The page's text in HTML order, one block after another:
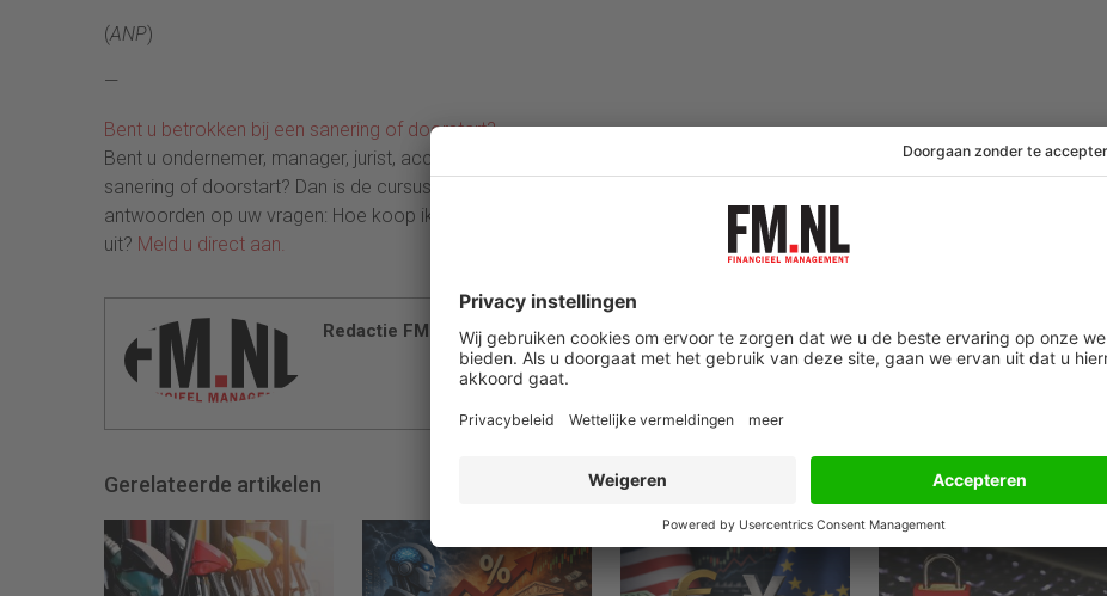
(ANP)
—
Bent u betrokken bij een sanering of doorstart?
Bent u ondernemer, manager, jurist, accountant, adviseur of financier? Bent u (binnenkort) betrokken bij een faillissement,
sanering of doorstart? Dan is de cursus Corporate Recovery voor u onmisbaar. De cursus biedt u praktische
antwoorden op uw vragen: Hoe koop ik een bedrijf uit een faillissement en hoe voer ik een succesvolle doorstart
uit? Meld u direct aan.
Redactie FM
Gerelateerde artikelen